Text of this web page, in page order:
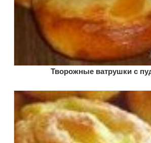
Творожные ватрушки с